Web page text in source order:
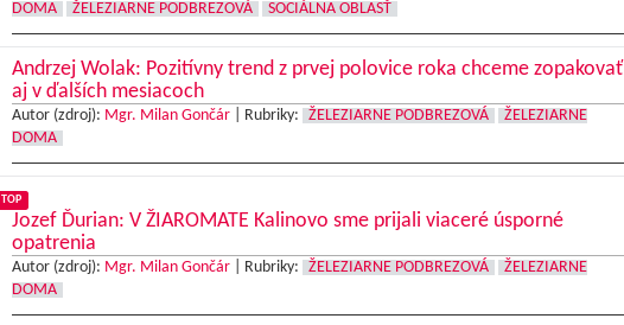
DOMA
ŽELEZIARNE PODBREZOVÁ SOCIÁLNA OBLASŤ
Andrzej Wolak: Pozitívny trend z prvej polovice roka chceme zopakovať
aj v ďalších mesiacoch
Autor (zdroj): Mgr. Milan Gončár| Rubriky: ŽELEZIARNE PODBREZOVÁ
ŽELEZIARNE
DOMA
TOP
Jozef Ďurian: V ŽIAROMATE Kalinovo sme prijali viaceré úsporné
opatrenia
Autor (zdroj): Mgr. Milan Gončár| Rubriky: ŽELEZIARNE PODBREZOVÁ
ŽELEZIARNE
DOMA